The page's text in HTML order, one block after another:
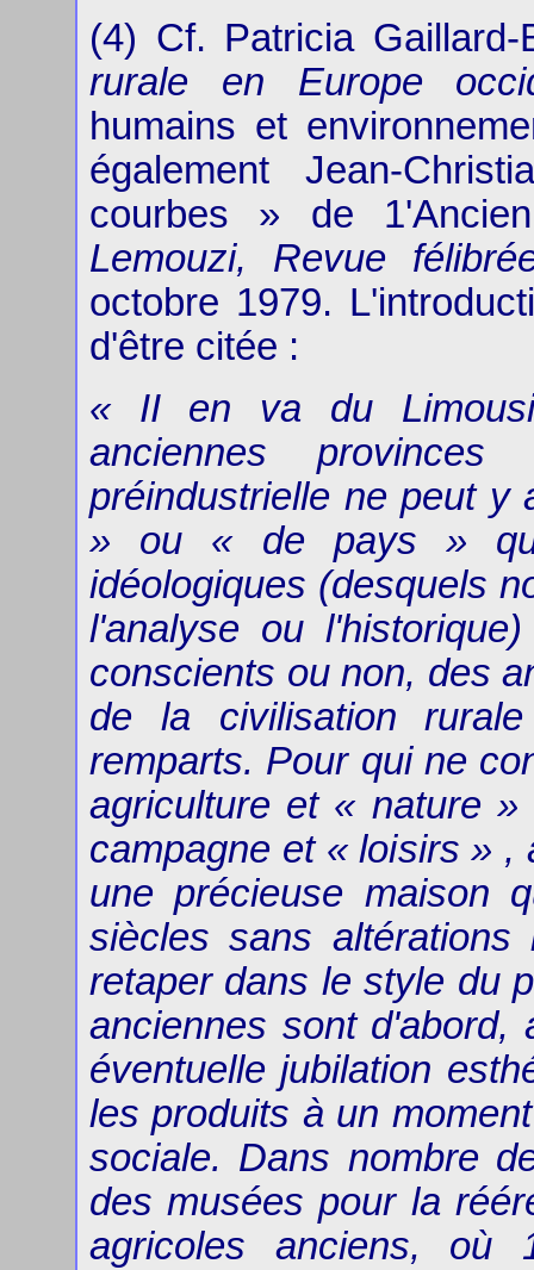
(4) Cf. Patricia
rurale en Europe
humains et
également Jean-
courbes » de
Lemouzi, Revue
octobre 1979.
d'être citée :
« II en va du
anciennes
préindustrielle ne peut y
» ou « de pays »
idéologiques (desquels
l'analyse ou
conscients ou non, des
de la civilisation
remparts. Pour qui ne
agriculture et « nature
campagne et « loisirs » ,
une précieuse maison
siècles sans
retaper dans le style du
anciennes sont d'abord,
éventuelle jubilation
les produits à un
sociale. Dans nombre
des musées pour la
agricoles anciens, où